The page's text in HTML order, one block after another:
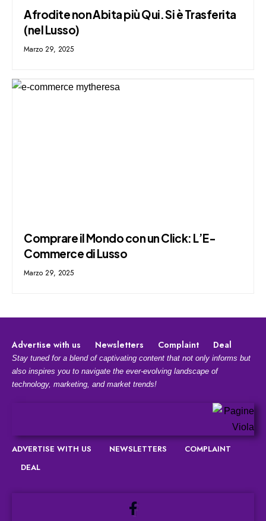
Afrodite non Abita più Qui. Si è Trasferita
(nel Lusso)
Marzo 29, 2025
Comprare il Mondo con un Click: L’E-
Commerce di Lusso
Marzo 29, 2025
Advertise with us Newsletters Complaint Deal
Stay tuned for a blend of captivating content that not only informs but
also inspires you to navigate the ever-evolving landscape of
technology, marketing, and market trends!
ADVERTISE WITH US NEWSLETTERS
COMPLAINT
DEAL